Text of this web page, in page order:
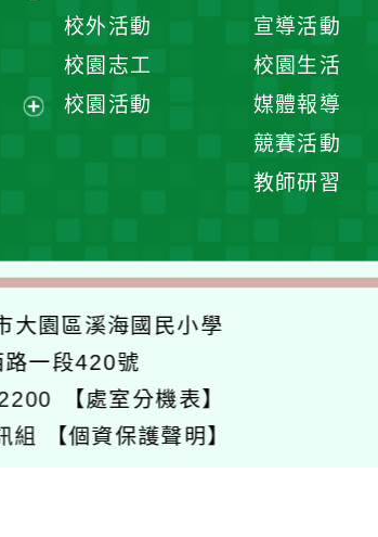
單
校外活動
校園志工
校園活動
宣導活動
校園生活
媒體報導
競賽活動
教師研習
大園區溪海國民小學
一段420號
【處室分機表】
組 【個資保護聲明】